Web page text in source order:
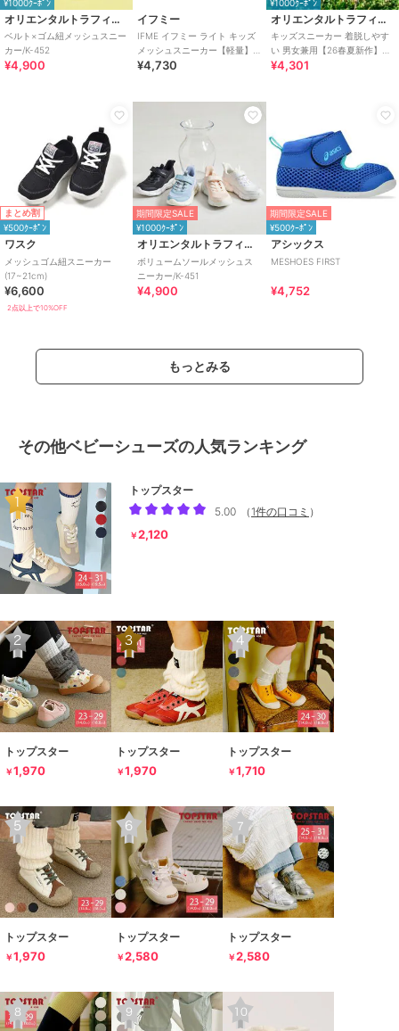
¥1000ｸｰﾎﾟﾝ
オリエンタルトラフィック
ベルト×ゴム紐メッシュスニー
カー/K-452
¥4,900
イフミー
IFME イフミー ライト キッズ
メッシュスニーカー【軽量】
子供靴 ストラップシューズ 1
¥4,730
¥1000ｸｰﾎﾟﾝ
オリエンタルトラフィック
キッズスニーカー 着脱しやす
い 男女兼用【26春夏新作】ベ
ルクロベルトメッシュスニー
¥4,301
まとめ割
¥500ｸｰﾎﾟﾝ
ワスク
メッシュゴム紐スニーカー
(17~21cm)
¥6,600
2点以上で10%OFF
期間限定SALE
¥1000ｸｰﾎﾟﾝ
オリエンタルトラフィック
ボリュームソールメッシュス
ニーカー/K-451
¥4,900
期間限定SALE
¥500ｸｰﾎﾟﾝ
アシックス
MESHOES FIRST
¥4,752
もっとみる
その他ベビーシューズの人気ランキング
トップスター
5.00
（ 1件の口コミ ）
￥2,120
トップスター
￥1,970
トップスター
￥1,970
トップスター
￥1,710
トップスター
￥1,970
トップスター
￥2,580
トップスター
￥2,580